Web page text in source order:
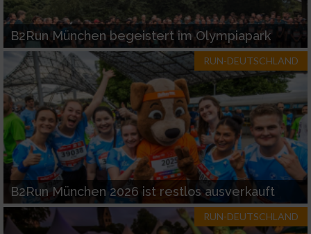
B2Run München begeistert im Olympiapark
RUN-DEUTSCHLAND
B2Run München 2026 ist restlos ausverkauft
RUN-DEUTSCHLAND